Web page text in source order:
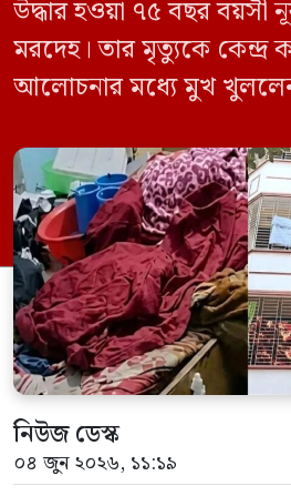
উদ্ধার হওয়া ৭৫ বছর বয়সী
মরদেহ। তার মৃত্যুকে
আলোচনার মধ্যে মুখ
(বুয়েট) অধ্যাপক একেএম
তিনি পরিবারের বিরুদ্ধে
মিথ্যা বলে দাবি
গণমাধ্যমে দেওয়া বক্তব্যে
নিউজ ডেস্ক
০৪ জুন ২০২৬, ১১:১৯